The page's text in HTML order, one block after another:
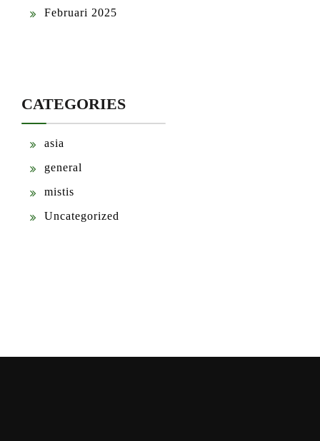
Februari 2025
CATEGORIES
asia
general
mistis
Uncategorized